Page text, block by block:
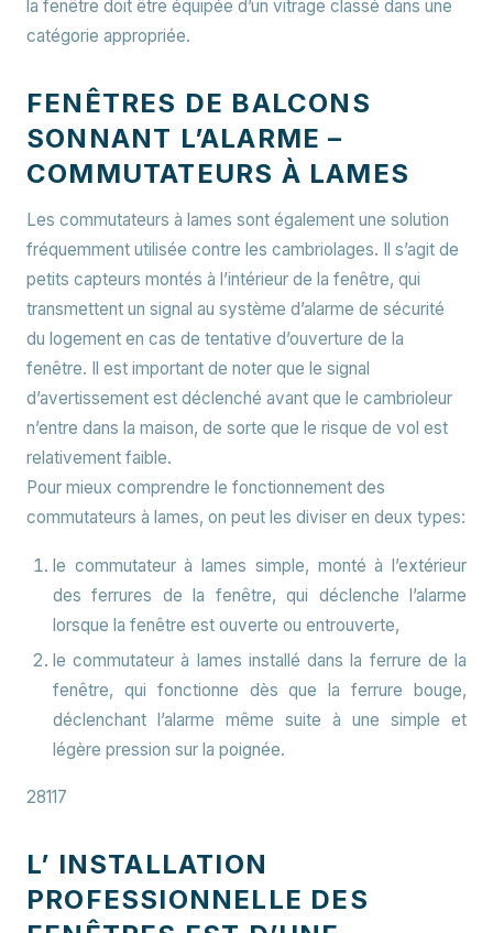
la fenêtre doit être équipée d’un vitrage classé dans une
catégorie appropriée.
FENÊTRES DE BALCONS
SONNANT L’ALARME –
COMMUTATEURS À LAMES
Les commutateurs à lames sont également une solution
fréquemment utilisée contre les cambriolages. Il s’agit de
petits capteurs montés à l’intérieur de la fenêtre, qui
transmettent un signal au système d’alarme de sécurité
du logement en cas de tentative d’ouverture de la
fenêtre. Il est important de noter que le signal
d’avertissement est déclenché avant que le cambrioleur
n’entre dans la maison, de sorte que le risque de vol est
relativement faible.
Pour mieux comprendre le fonctionnement des
commutateurs à lames, on peut les diviser en deux types:
le commutateur à lames simple, monté à l’extérieur
des ferrures de la fenêtre, qui déclenche l’alarme
lorsque la fenêtre est ouverte ou entrouverte,
le commutateur à lames installé dans la ferrure de la
fenêtre, qui fonctionne dès que la ferrure bouge,
déclenchant l’alarme même suite à une simple et
légère pression sur la poignée.
28117
L’ INSTALLATION
PROFESSIONNELLE DES